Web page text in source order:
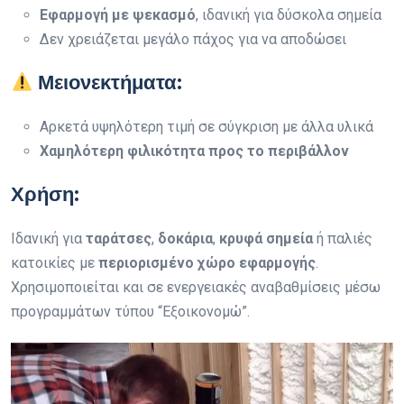
Εφαρμογή με ψεκασμό, ιδανική για δύσκολα σημεία
Δεν χρειάζεται μεγάλο πάχος για να αποδώσει
Μειονεκτήματα:
Αρκετά υψηλότερη τιμή σε σύγκριση με άλλα υλικά
Χαμηλότερη φιλικότητα προς το περιβάλλον
Χρήση:
Ιδανική για ταράτσες, δοκάρια, κρυφά σημεία ή παλιές
κατοικίες με περιορισμένο χώρο εφαρμογής.
Χρησιμοποιείται και σε ενεργειακές αναβαθμίσεις μέσω
προγραμμάτων τύπου “Εξοικονομώ”.